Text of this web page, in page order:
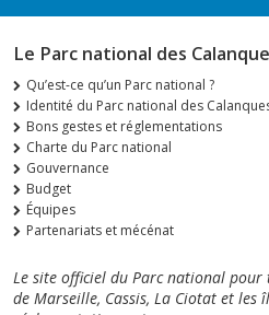
Le Parc national des
Qu’est-ce qu’un Parc national ?
Identité du Parc national des
Bons gestes et réglementations
Charte du Parc national
Gouvernance
Budget
Équipes
Partenariats et mécénat
Le site officiel du Parc national pour
de Marseille, Cassis, La Ciotat et les